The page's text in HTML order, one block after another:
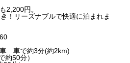
2,200円。
！リーズナブルで快適に泊まれま
車で約3分(約2km)
約50分）